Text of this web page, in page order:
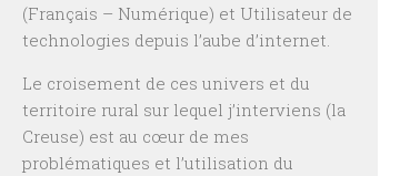
(Français – Numérique) et Utilisateur de
technologies depuis l’aube d’internet.
Le croisement de ces univers et du
territoire rural sur lequel j’interviens (la
Creuse) est au cœur de mes
problématiques et l’utilisation du